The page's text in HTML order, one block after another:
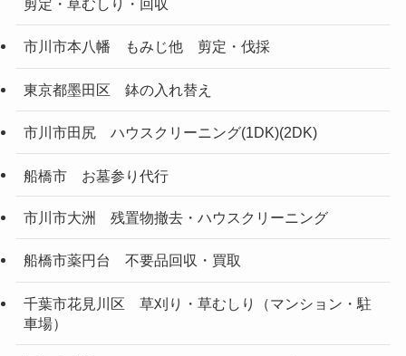
剪定・草むしり・回収
市川市本八幡 もみじ他 剪定・伐採
東京都墨田区 鉢の入れ替え
市川市田尻 ハウスクリーニング(1DK)(2DK)
船橋市 お墓参り代行
市川市大洲 残置物撤去・ハウスクリーニング
船橋市薬円台 不要品回収・買取
千葉市花見川区 草刈り・草むしり（マンション・駐
車場）